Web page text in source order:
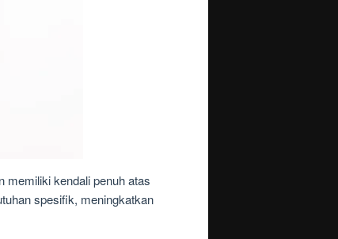
memiliki kendali penuh atas
spesifik, meningkatkan